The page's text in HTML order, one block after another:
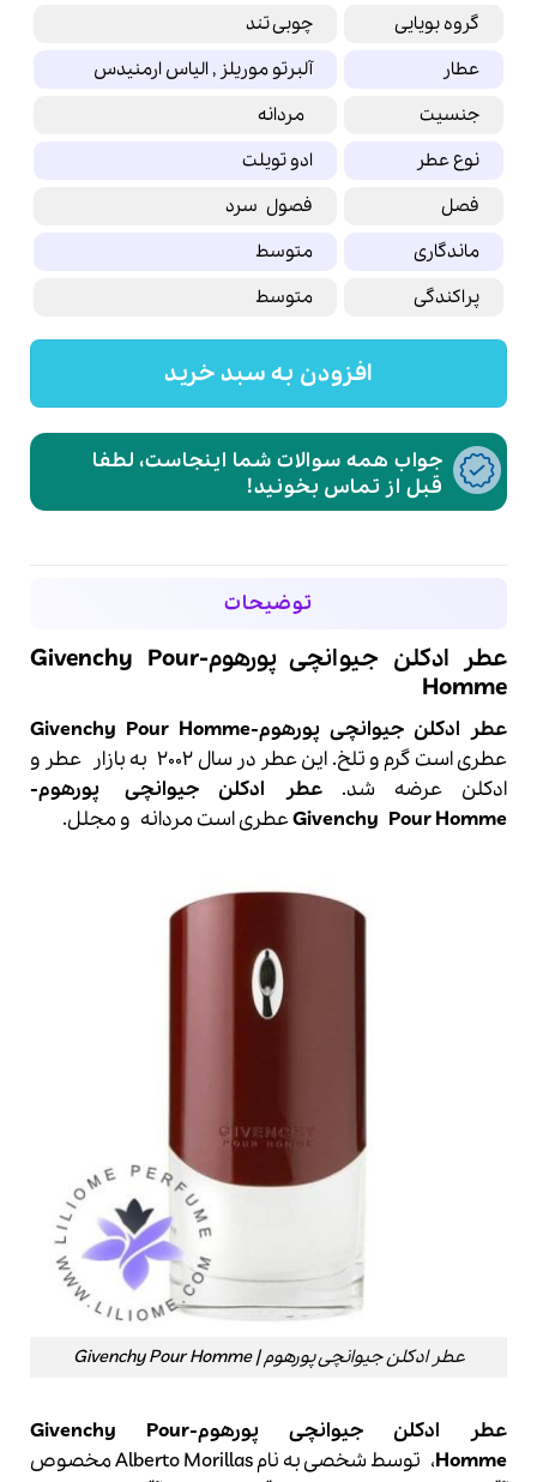
گروه بویایی
چوبی تند
عطار
آلبرتو موریلز , الیاس ارمنیدس
جنسیت
مردانه
نوع عطر
ادو تویلت
فصل
فصول سرد
ماندگاری
متوسط
پراکندگی
متوسط
افزودن به سبد خرید
جواب همه سوالات شما اینجاست، لطفا
قبل از تماس بخونید!
توضیحات
عطر ادکلن جیوانچی پورهوم-Givenchy Pour
Homme
عطر ادکلن جیوانچی پورهوم-Givenchy Pour Homme
عطری است گرم و تلخ. این عطر در سال 2002 به بازار
عطر و
ادکلن عرضه شد.عطر ادکلن جیوانچیپورهوم-
Givenchy Pour Homme عطری است مردانه و مجلل.
عطر ادکلن جیوانچی پورهوم | Givenchy Pour Homme
عطر ادکلن جیوانچی پورهوم-Givenchy Pour
Homme
، توسط شخصی به نام Alberto Morillas مخصوص